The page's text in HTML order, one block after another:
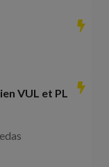
VUL et PL